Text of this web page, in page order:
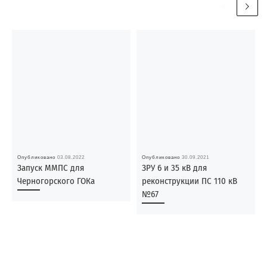
Опубликовано03.08.2022
Запуск ММПС для
Черногорского ГОКа
Опубликовано30.09.2021
ЗРУ 6 и 35 кВ для
реконструкции ПС 110 кВ
№67